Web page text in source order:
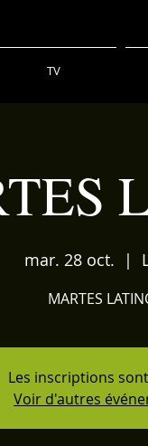
TV
mar. 28 oct.
  |
MARTES
Les inscriptions
Voir d'autres